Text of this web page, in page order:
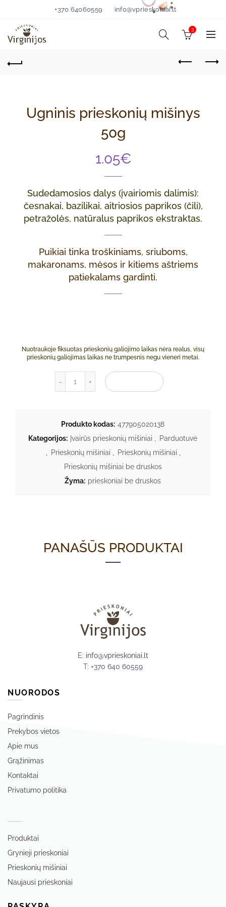
+370 64060559 info@vprieskoniai.lt
3
Ugninis prieskonių mišinys
50g
1.05€
Sudedamosios dalys (įvairiomis dalimis):
česnakai, bazilikai, aitriosios paprikos (čili),
petražolės, natūralus paprikos ekstraktas.
Puikiai tinka troškiniams, sriuboms,
makaronams, mėsos ir kitiems aštriems
patiekalams gardinti.
Nuotraukoje fiksuotas prieskonių galiojimo laikas nėra realus, visų
prieskonių galiojimas laikas ne trumpesnis negu vieneri metai.
produkto kiekis: Ugninis prieskonių mišinys
Produkto kodas: 477905020138
Kategorijos: Įvairūs prieskonių mišiniai
Parduotuvė
Prieskonių mišiniai Prieskonių mišiniai
Prieskonių mišiniai be druskos
Žyma: prieskoniai be druskos
PANAŠŪS PRODUKTAI
E: info@vprieskoniai.lt
T: +370 640 60559
NUORODOS
Pagrindinis
Prekybos vietos
Apie mus
Grąžinimas
Kontaktai
Privatumo politika
Produktai
Grynieji prieskoniai
Prieskonių mišiniai
Naujausi prieskoniai